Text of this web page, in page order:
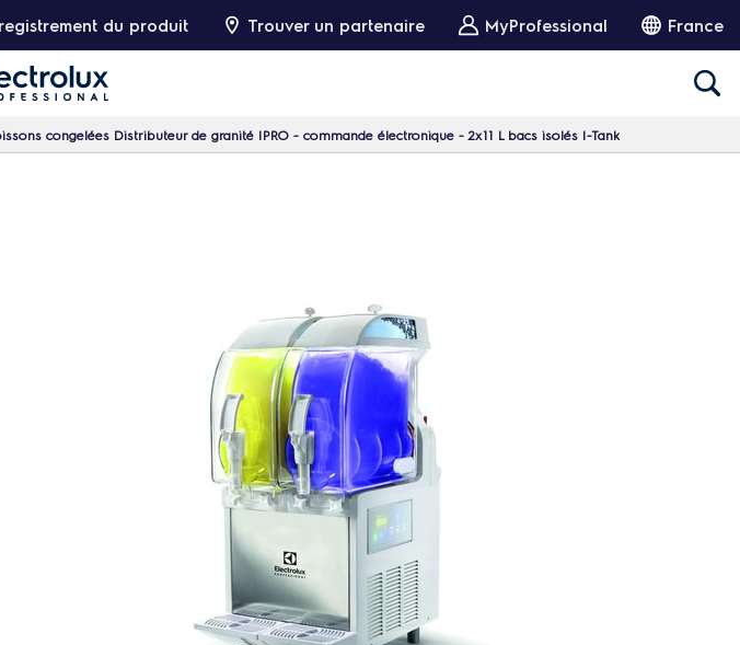
du produit Trouver un partenaire MyProfessional France
congelées Distributeur de granité IPRO - commande électronique - 2x11 L bacs isolés I-Tank